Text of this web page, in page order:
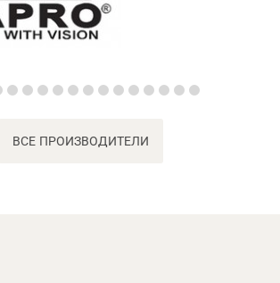
ВСЕ ПРОИЗВОДИТЕЛИ